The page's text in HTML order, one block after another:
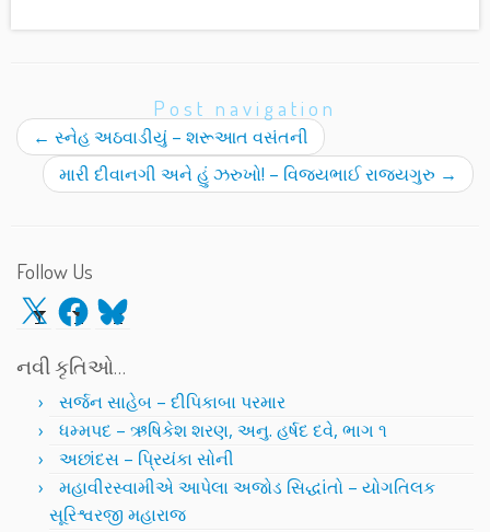
Post navigation
← સ્નેહ અઠવાડીયું – શરૂઆત વસંતની
મારી દીવાનગી અને હું ઝરુખો! – વિજયભાઈ રાજ્યગુરુ →
Follow Us
X Facebook
Bluesky
નવી કૃતિઓ…
સર્જન સાહેબ – દીપિકાબા પરમાર
ધમ્મપદ – ઋષિકેશ શરણ, અનુ. હર્ષદ દવે, ભાગ ૧
અછાંદસ – પ્રિયંકા સોની
મહાવીરસ્વામીએ આપેલા અજોડ સિદ્ધાંતો – યોગતિલક
સૂરિશ્વરજી મહારાજ